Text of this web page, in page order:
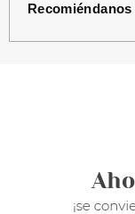
Recomiéndanos